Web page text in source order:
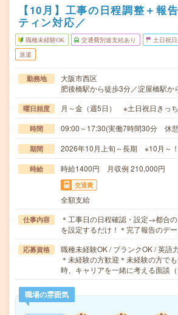
【10月】工事の日程調整＋報
ティン対応／
職種未経験OK 交通費別途支給あり 土日祝
派遣
勤務地
大阪市西区
肥後橋駅から徒歩3分／淀屋橋駅か
曜日頻度 月～金（週5日） ※土日祝日きっ
時間 09:00～17:30(実働7時間30分 休
期間 2026年10月上旬～長期 ※10月～！
時給 時給1400円 月収例 210,000円
交通費
全額支給
仕事内容
＊工事日の日程確認・設定→都合
を設定するだけ！＊完了報告のデ
応募資格
職種未経験OK / ブランクOK / 英語
＊未経験の方歓迎＊未経験の方で
時、キャリアを一緒に考える面談
職場の雰囲気